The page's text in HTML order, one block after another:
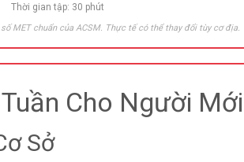
Thời gian tập: 30 phút
MET chuẩn của ACSM. Thực tế có thể thay đổi tùy cơ địa.
Cho Người
Sở